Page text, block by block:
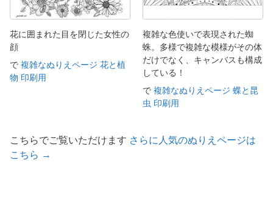
花に囲まれた目を閉じた女性の
顔
で 複雑なぬりえページ 花と植
物 印刷用
複雑な色使いで表現された蜘
蛛。多様で複雑な模様がその体
だけでなく、キャンバスも構成
している！
で 複雑なぬりえページ 蝶と昆
虫 印刷用
こちらでご覧いただけます さらに人気のぬりえページは
こちら →